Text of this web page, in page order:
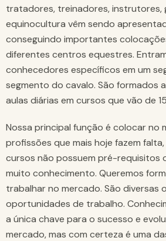
tratadores, treinadores, instrutores,
equinocultura vêm sendo
conseguindo importantes
diferentes centros equestres.
conhecedores específicos em um
segmento do cavalo. São formados
aulas diárias em cursos que vão de
Nossa principal função é colocar no
profissões que mais hoje fazem
cursos não possuem pré-requisitos
muito conhecimento. Queremos
trabalhar no mercado. São diversas
oportunidades de trabalho.
a única chave para o sucesso e
mercado, mas com certeza é uma